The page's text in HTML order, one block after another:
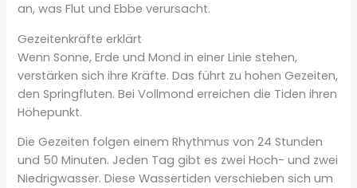
an, was Flut und Ebbe verursacht.
Gezeitenkräfte erklärt
Wenn Sonne, Erde und Mond in einer Linie stehen,
verstärken sich ihre Kräfte. Das führt zu hohen Gezeiten,
den Springfluten. Bei Vollmond erreichen die Tiden ihren
Höhepunkt.
Die Gezeiten folgen einem Rhythmus von 24 Stunden
und 50 Minuten. Jeden Tag gibt es zwei Hoch- und zwei
Niedrigwasser. Diese Wassertiden verschieben sich um